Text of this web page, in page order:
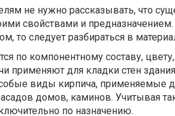
не нужно рассказывать, что
свойствами и
то следует разбираться в
по компонентному составу,
применяют для кладки стен
виды кирпича, применяемые
домов, каминов. Учитывая
по назначению.